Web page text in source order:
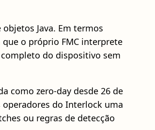
Java. Em termos
o próprio FMC interprete
do dispositivo sem
como zero-day desde 26 de
do Interlock uma
ou regras de detecção